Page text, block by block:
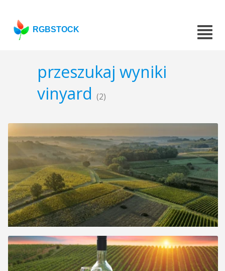
RGBSTOCK
przeszukaj wyniki
vinyard (2)